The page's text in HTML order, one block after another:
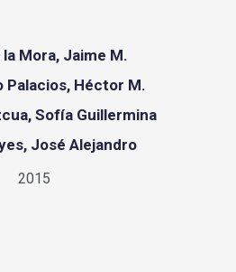
Mora, Jaime M.
Héctor M.
Sofía Guillermina
José Alejandro
2015